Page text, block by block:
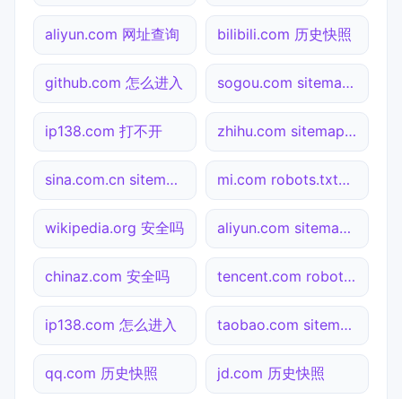
aliyun.com 网址查询 bilibili.com 历史快照
github.com 怎么进入 sogou.com sitemap.xml检测
ip138.com 打不开 zhihu.com sitemap.xml检测
sina.com.cn sitemap.xml检测 mi.com robots.txt检测
wikipedia.org 安全吗 aliyun.com sitemap.xml检测
chinaz.com 安全吗 tencent.com robots.txt检测
ip138.com 怎么进入 taobao.com sitemap.xml检测
qq.com 历史快照 jd.com 历史快照